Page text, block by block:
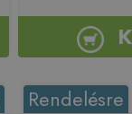
Rendelésre